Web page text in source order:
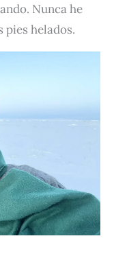
Nunca he
pies helados.